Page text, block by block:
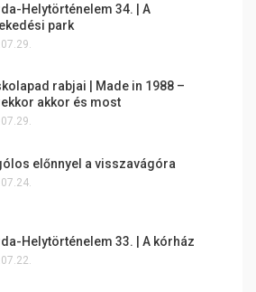
Helytörténelem 34. | A
park
rabjai | Made in 1988 –
akkor és most
előnnyel a visszavágóra
Helytörténelem 33. | A kórház